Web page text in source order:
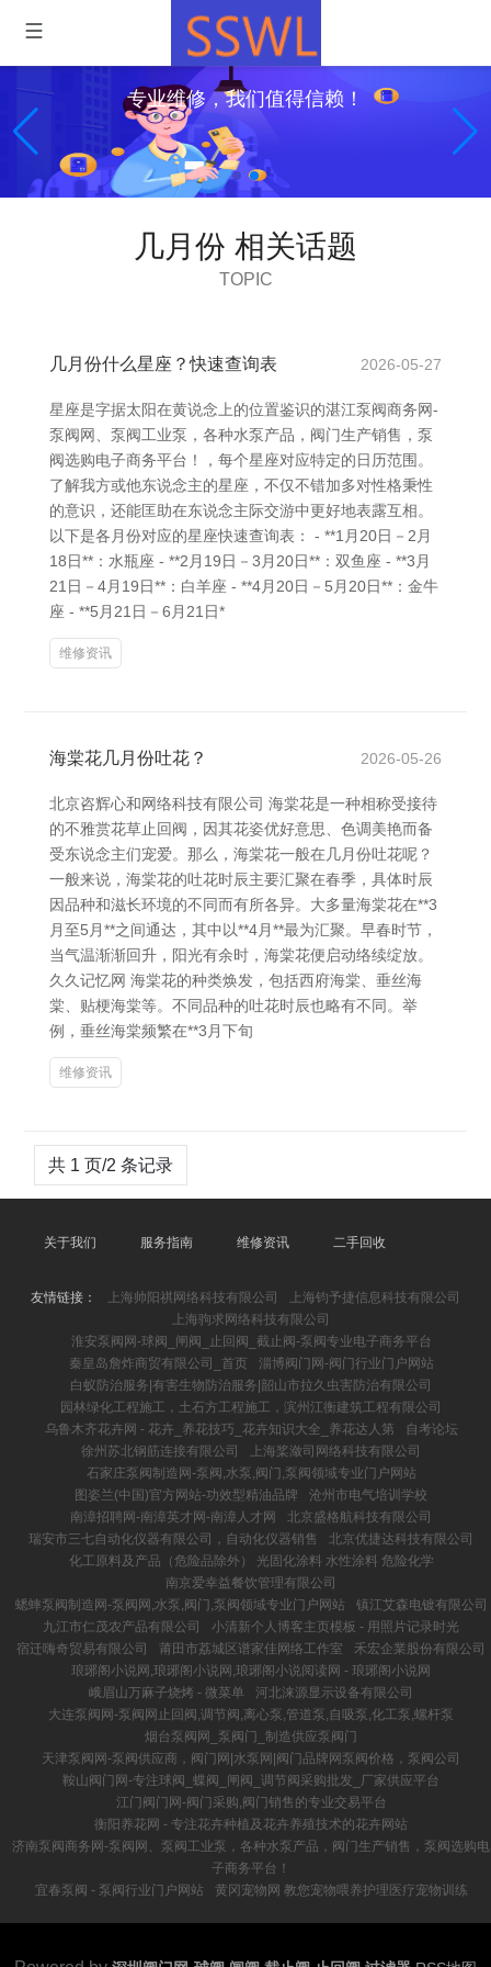
专业维修，我们值得信赖！
几月份 相关话题
TOPIC
几月份什么星座？快速查询表 2026-05-27
星座是字据太阳在黄说念上的位置鉴识的湛江泵阀商务网-
泵阀网、泵阀工业泵，各种水泵产品，阀门生产销售，泵
阀选购电子商务平台！，每个星座对应特定的日历范围。
了解我方或他东说念主的星座，不仅不错加多对性格秉性
的意识，还能匡助在东说念主际交游中更好地表露互相。
以下是各月份对应的星座快速查询表： - **1月20日－2月
18日**：水瓶座 - **2月19日－3月20日**：双鱼座 - **3月
21日－4月19日**：白羊座 - **4月20日－5月20日**：金牛
座 - **5月21日－6月21日*
维修资讯
海棠花几月份吐花？ 2026-05-26
北京咨辉心和网络科技有限公司 海棠花是一种相称受接待
的不雅赏花草止回阀，因其花姿优好意思、色调美艳而备
受东说念主们宠爱。那么，海棠花一般在几月份吐花呢？
一般来说，海棠花的吐花时辰主要汇聚在春季，具体时辰
因品种和滋长环境的不同而有所各异。大多量海棠花在**3
月至5月**之间通达，其中以**4月**最为汇聚。早春时节，
当气温渐渐回升，阳光有余时，海棠花便启动络续绽放。
久久记忆网 海棠花的种类焕发，包括西府海棠、垂丝海
棠、贴梗海棠等。不同品种的吐花时辰也略有不同。举
例，垂丝海棠频繁在**3月下旬
维修资讯
共 1 页/2 条记录
关于我们 服务指南 维修资讯 二手回收
友情链接： 上海帅阳祺网络科技有限公司
上海钧予捷信息科技有限公司
上海驹求网络科技有限公司
淮安泵阀网-球阀_闸阀_止回阀_截止阀-泵阀专业电子商务平台
秦皇岛詹炸商贸有限公司_首页
淄博阀门网-阀门行业门户网站
白蚁防治服务|有害生物防治服务|韶山市拉久虫害防治有限公司
园林绿化工程施工，土石方工程施工，滨州江衡建筑工程有限公司
乌鲁木齐花卉网 - 花卉_养花技巧_花卉知识大全_养花达人第
自考论坛
徐州苏北钢筋连接有限公司
上海桨潋司网络科技有限公司
石家庄泵阀制造网-泵阀,水泵,阀门,泵阀领域专业门户网站
图姿兰(中国)官方网站-功效型精油品牌
沧州市电气培训学校
南漳招聘网-南漳英才网-南漳人才网
北京盛格航科技有限公司
瑞安市三七自动化仪器有限公司，自动化仪器销售
北京优捷达科技有限公司
化工原料及产品（危险品除外） 光固化涂料 水性涂料 危险化学
南京爱幸益餐饮管理有限公司
蟋蟀泵阀制造网-泵阀网,水泵,阀门,泵阀领域专业门户网站
镇江艾森电镀有限公司
九江市仁茂农产品有限公司
小清新个人博客主页模板 - 用照片记录时光
宿迁嗨奇贸易有限公司
莆田市荔城区谱家佳网络工作室
禾宏企業股份有限公司
琅琊阁小说网,琅琊阁小说网,琅琊阁小说阅读网 - 琅琊阁小说网
峨眉山万麻子烧烤 - 微菜单
河北涞源显示设备有限公司
大连泵阀网-泵阀网止回阀,调节阀,离心泵,管道泵,自吸泵,化工泵,螺杆泵
烟台泵阀网_泵阀门_制造供应泵阀门
天津泵阀网-泵阀供应商，阀门网|水泵网|阀门品牌网泵阀价格，泵阀公司
鞍山阀门网-专注球阀_蝶阀_闸阀_调节阀采购批发_厂家供应平台
江门阀门网-阀门采购,阀门销售的专业交易平台
衡阳养花网 - 专注花卉种植及花卉养殖技术的花卉网站
济南泵阀商务网-泵阀网、泵阀工业泵，各种水泵产品，阀门生产销售，泵阀选购电
子商务平台！
宜春泵阀 - 泵阀行业门户网站
黄冈宠物网 教您宠物喂养护理医疗宠物训练